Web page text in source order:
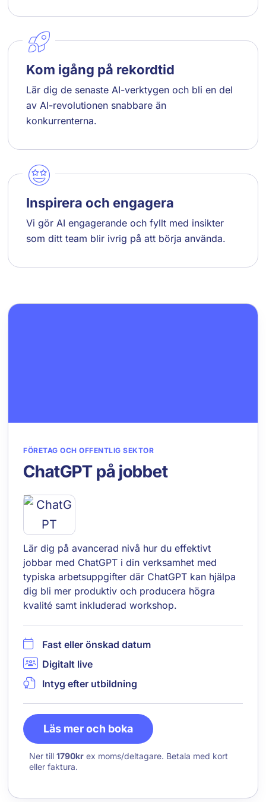
Kom igång på rekordtid
Lär dig de senaste AI-verktygen och bli en del
av AI-revolutionen snabbare än
konkurrenterna.
Inspirera och engagera
Vi gör AI engagerande och fyllt med insikter
som ditt team blir ivrig på att börja använda.
FÖRETAG OCH OFFENTLIG SEKTOR
ChatGPT på jobbet
Lär dig på avancerad nivå hur du effektivt
jobbar med ChatGPT i din verksamhet med
typiska arbetsuppgifter där ChatGPT kan hjälpa
dig bli mer produktiv och producera högra
kvalité samt inkluderad workshop.
Fast eller önskad datum
Digitalt live
Intyg efter utbildning
Läs mer och boka
Ner till1790kr ex moms/deltagare. Betala med kort
eller faktura.